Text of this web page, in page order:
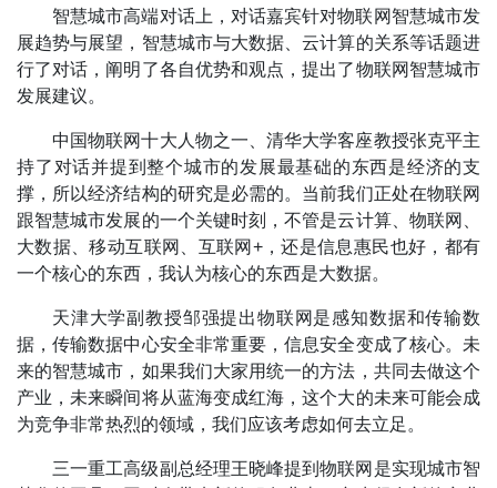
智慧城市高端对话上，对话嘉宾针对物联网智慧城市发
展趋势与展望，智慧城市与大数据、云计算的关系等话题进
行了对话，阐明了各自优势和观点，提出了物联网智慧城市
发展建议。
中国物联网十大人物之一、清华大学客座教授张克平主
持了对话并提到整个城市的发展最基础的东西是经济的支
撑，所以经济结构的研究是必需的。当前我们正处在物联网
跟智慧城市发展的一个关键时刻，不管是云计算、物联网、
大数据、移动互联网、互联网+，还是信息惠民也好，都有
一个核心的东西，我认为核心的东西是大数据。
天津大学副教授邹强提出物联网是感知数据和传输数
据，传输数据中心安全非常重要，信息安全变成了核心。未
来的智慧城市，如果我们大家用统一的方法，共同去做这个
产业，未来瞬间将从蓝海变成红海，这个大的未来可能会成
为竞争非常热烈的领域，我们应该考虑如何去立足。
三一重工高级副总经理王晓峰提到物联网是实现城市智